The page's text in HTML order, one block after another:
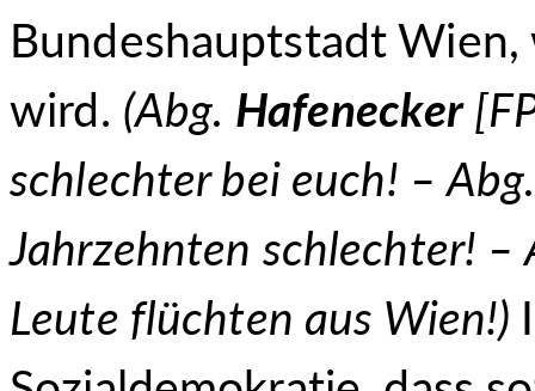
Bundeshauptstadt
wird. (Abg. Hafenecker
schlechter bei euch! –
Jahrzehnten schlechter! –
Leute flüchten aus Wien!)